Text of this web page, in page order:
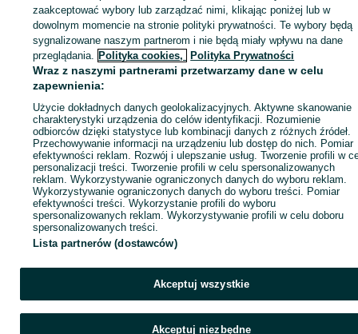
Zaloguj się / Załóż konto
Wyślij wiadomość
zaakceptować wybory lub zarządzać nimi, klikając poniżej lub w
dowolnym momencie na stronie polityki prywatności. Te wybory będą
sygnalizowane naszym partnerom i nie będą miały wpływu na dane
przeglądania. Polityka cookies, Polityka Prywatności
Wraz z naszymi partnerami przetwarzamy dane w celu
zapewnienia:
Użycie dokładnych danych geolokalizacyjnych. Aktywne skanowanie
charakterystyki urządzenia do celów identyfikacji. Rozumienie
odbiorców dzięki statystyce lub kombinacji danych z różnych źródeł.
Przechowywanie informacji na urządzeniu lub dostęp do nich. Pomiar
efektywności reklam. Rozwój i ulepszanie usług. Tworzenie profili w
personalizacji treści. Tworzenie profili w celu spersonalizowanych
reklam. Wykorzystywanie ograniczonych danych do wyboru reklam.
Wykorzystywanie ograniczonych danych do wyboru treści. Pomiar
efektywności treści. Wykorzystanie profili do wyboru
spersonalizowanych reklam. Wykorzystywanie profili w celu doboru
spersonalizowanych treści.
Lista partnerów (dostawców)
Akceptuj wszystkie
Akceptuj niezbędne